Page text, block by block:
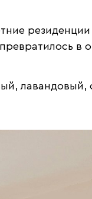
в
лавандовый,